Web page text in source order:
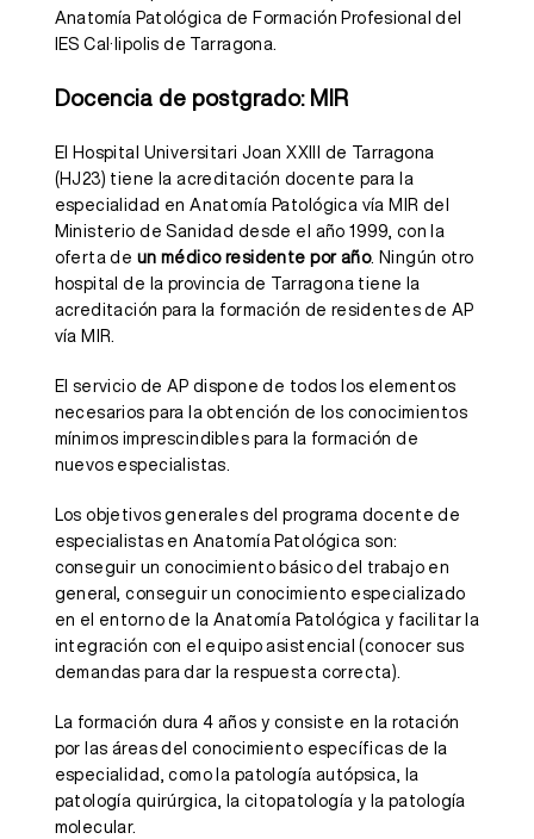
Anatomía Patológica de Formación Profesional del
IES Cal·lipolis de Tarragona.
Docencia de postgrado: MIR
El Hospital Universitari Joan XXIII de Tarragona
(HJ23) tiene la acreditación docente para la
especialidad en Anatomía Patológica vía MIR del
Ministerio de Sanidad desde el año 1999, con la
oferta de un médico residente por año. Ningún otro
hospital de la provincia de Tarragona tiene la
acreditación para la formación de residentes de AP
vía MIR.
El servicio de AP dispone de todos los elementos
necesarios para la obtención de los conocimientos
mínimos imprescindibles para la formación de
nuevos especialistas.
Los objetivos generales del programa docente de
especialistas en Anatomía Patológica son:
conseguir un conocimiento básico del trabajo en
general, conseguir un conocimiento especializado
en el entorno de la Anatomía Patológica y facilitar la
integración con el equipo asistencial (conocer sus
demandas para dar la respuesta correcta).
La formación dura 4 años y consiste en la rotación
por las áreas del conocimiento específicas de la
especialidad, como la patología autópsica, la
patología quirúrgica, la citopatología y la patología
molecular.